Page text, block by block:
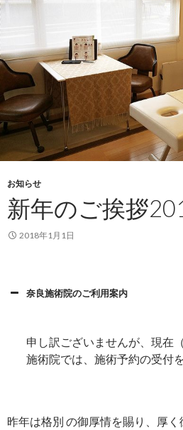
お知らせ
新年のご挨拶
2018年1月1日
奈良施術院のご利用案内
申し訳ございませんが、現在
施術院では、施術予約の受付
昨年は格別 の御厚情を賜り、厚く